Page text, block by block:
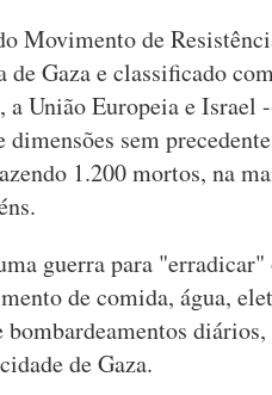
Movimento de
de Gaza e classificado
a União Europeia e Israel
sem
1.200 mortos, na
guerra para "erradicar"
de comida, água,
de Gaza.